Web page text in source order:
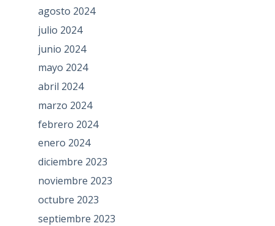
agosto 2024
julio 2024
junio 2024
mayo 2024
abril 2024
marzo 2024
febrero 2024
enero 2024
diciembre 2023
noviembre 2023
octubre 2023
septiembre 2023